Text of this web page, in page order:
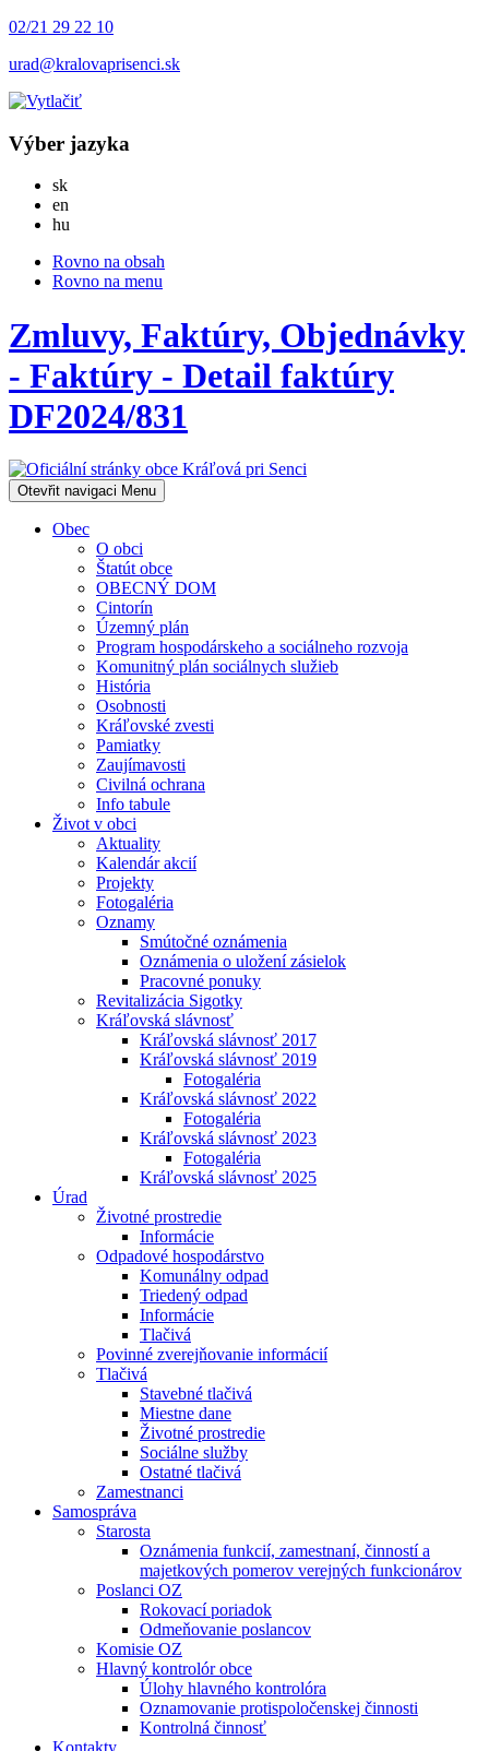
02/21 29 22 10
urad@kralovaprisenci.sk
Výber jazyka
skSlovensky
en
hu
Rovno na obsah
Rovno na menu
Zmluvy, Faktúry, Objednávky
- Faktúry - Detail faktúry
DF2024/831
Otevřit navigaci Menu
Obec
O obci
Štatút obce
OBECNÝ DOM
Cintorín
Územný plán
Program hospodárskeho a sociálneho rozvoja
Komunitný plán sociálnych služieb
História
Osobnosti
Kráľovské zvesti
Pamiatky
Zaujímavosti
Civilná ochrana
Info tabule
Život v obci
Aktuality
Kalendár akcií
Projekty
Fotogaléria
Oznamy
Smútočné oznámenia
Oznámenia o uložení zásielok
Pracovné ponuky
Revitalizácia Sigotky
Kráľovská slávnosť
Kráľovská slávnosť 2017
Kráľovská slávnosť 2019
Fotogaléria
Kráľovská slávnosť 2022
Fotogaléria
Kráľovská slávnosť 2023
Fotogaléria
Kráľovská slávnosť 2025
Úrad
Životné prostredie
Informácie
Odpadové hospodárstvo
Komunálny odpad
Triedený odpad
Informácie
Tlačivá
Povinné zverejňovanie informácií
Tlačivá
Stavebné tlačivá
Miestne dane
Životné prostredie
Sociálne služby
Ostatné tlačivá
Zamestnanci
Samospráva
Starosta
Oznámenia funkcií, zamestnaní, činností a
majetkových pomerov verejných funkcionárov
Poslanci OZ
Rokovací poriadok
Odmeňovanie poslancov
Komisie OZ
Hlavný kontrolór obce
Úlohy hlavného kontrolóra
Oznamovanie protispoločenskej činnosti
Kontrolná činnosť